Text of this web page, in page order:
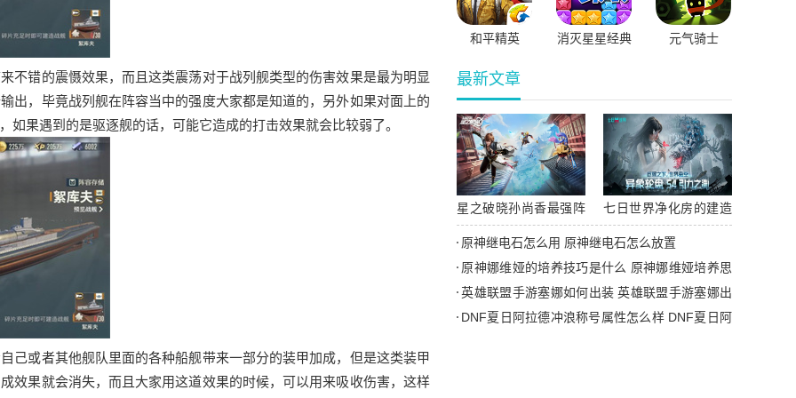
不错的震慑效果，而且这类震荡对于战列舰类型的伤害效果是最为明显
出，毕竟战列舰在阵容当中的强度大家都是知道的，另外如果对面上的
果遇到的是驱逐舰的话，可能它造成的打击效果就会比较弱了。
己或者其他舰队里面的各种船舰带来一部分的装甲加成，但是这类装甲
效果就会消失，而且大家用这道效果的时候，可以用来吸收伤害，这样
和平精英
消灭星星经典
元气骑士
最新文章
星之破晓孙尚香最强阵
七日世界净化房的建造
原神继电石怎么用 原神继电石怎么放置
原神娜维娅的培养技巧是什么 原神娜维娅培养思
路汇总
英雄联盟手游塞娜如何出装 英雄联盟手游塞娜出
装攻略
DNF夏日阿拉德冲浪称号属性怎么样 DNF夏日阿